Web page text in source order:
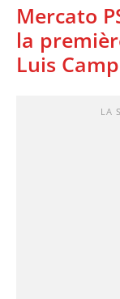
Mercato
la
Luis
LA